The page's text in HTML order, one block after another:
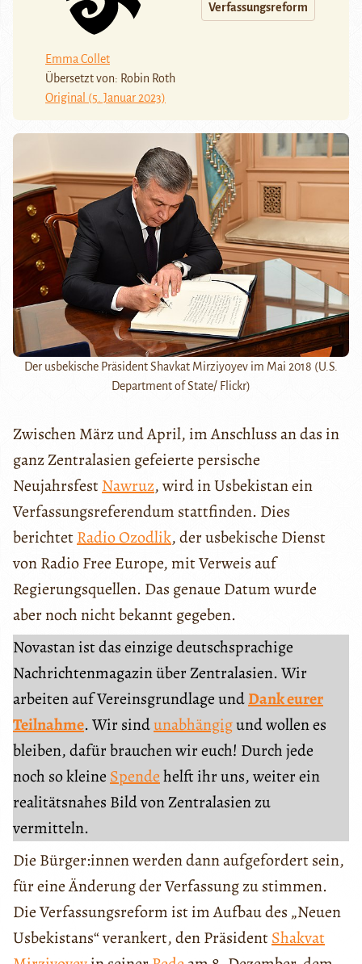
Emma Collet
Übersetzt von: Robin Roth
Original (5. Januar 2023)
Verfassungsreform
Der usbekische Präsident Shavkat Mirziyoyev im Mai 2018 (U.S.
Department of State/ Flickr)
Zwischen März und April, im Anschluss an das in
ganz Zentralasien gefeierte persische
NeujahrsfestNawruz, wird in Usbekistan ein
Verfassungsreferendum stattfinden. Dies
berichtetRadio Ozodlik, der usbekische Dienst
von Radio Free Europe, mit Verweis auf
Regierungsquellen. Das genaue Datum wurde
aber noch nicht bekannt gegeben.
Novastan ist das einzige deutschsprachige
Nachrichtenmagazin über Zentralasien. Wir
arbeiten auf Vereinsgrundlage undDank eurer
Teilnahme. Wir sindunabhängigund wollen es
bleiben, dafür brauchen wir euch! Durch jede
noch so kleine Spendehelft ihr uns, weiter ein
realitätsnahes Bild von Zentralasien zu
vermitteln.
Die Bürger:innen werden dann aufgefordert sein,
für eine Änderung der Verfassung zu stimmen.
Die Verfassungsreform ist im Aufbau des „Neuen
Usbekistans“ verankert, den PräsidentShakvat